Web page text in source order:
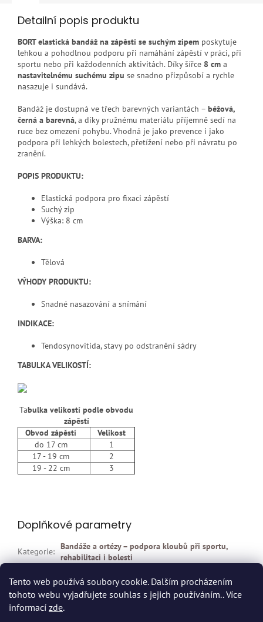
Tento web používá soubory cookie. Dalším procházením
tohoto webu vyjadřujete souhlas s jejich používáním.. Více
informací zde.
Detailní popis produktu
BORT elastická bandáž na zápěstí se suchým zipem poskytuje
lehkou a pohodlnou podporu při namáhání zápěstí v práci, při
sportu nebo při každodenních aktivitách. Díky šířce 8 cm a
nastavitelnému suchému zipu se snadno přizpůsobí a rychle
nasazuje i sundává.
Bandáž je dostupná ve třech barevných variantách – béžová,
černá a barevná, a díky pružnému materiálu příjemně sedí na
ruce bez omezení pohybu. Vhodná je jako prevence i jako
podpora při lehkých bolestech, přetížení nebo při návratu po
zranění.
POPIS PRODUKTU:
Elastická podpora pro fixaci zápěstí
Suchý zip
Výška: 8 cm
BARVA:
Tělová
VÝHODY PRODUKTU:
Snadné nasazování a snímání
INDIKACE:
Tendosynovitida, stavy po odstranění sádry
TABULKA VELIKOSTÍ:
Tabulka velikostí podle obvodu
zápěstí
Obvod zápěstí
Velikost
do 17 cm
1
17 - 19 cm
2
19 - 22 cm
3
Doplňkové parametry
Kategorie: Bandáže a ortézy – podpora kloubů při sportu,
rehabilitaci i bolesti